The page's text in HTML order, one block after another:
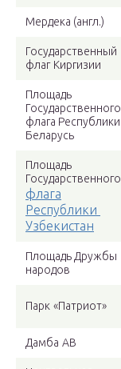
Мердека (англ.)
Государственный
флаг Киргизии
Площадь
Государственного
флага Республики
Беларусь
Площадь
Государственного
флага
Республики
Узбекистан
Площадь Дружбы
народов
Парк «Патриот»
Дамба AB